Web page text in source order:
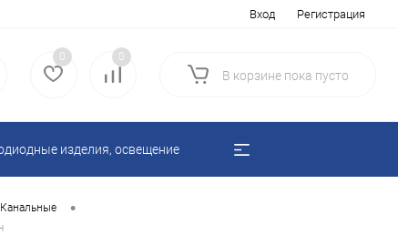
Вход Регистрация
0 0
В корзине пока пусто
изделия, освещение
•